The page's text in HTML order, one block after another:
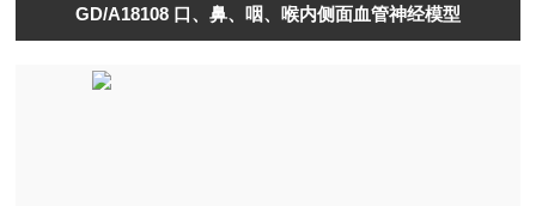
GD/A18108 口、鼻、咽、喉内侧面血管神经模型